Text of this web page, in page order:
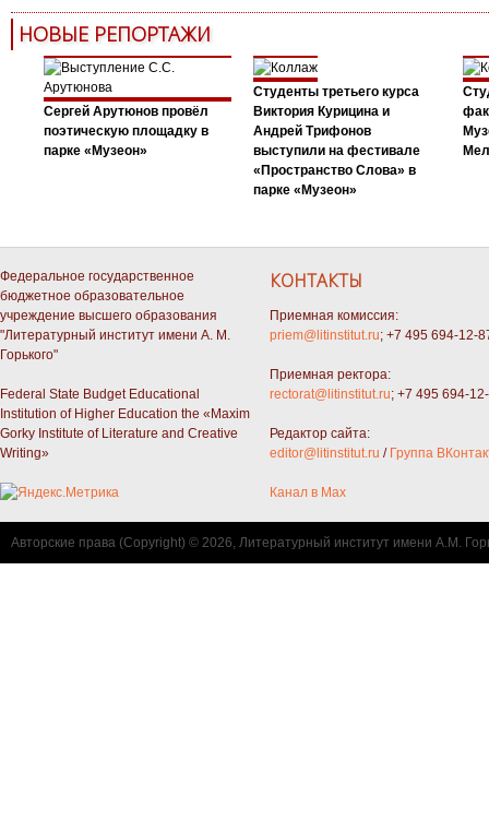
НОВЫЕ РЕПОРТАЖИ
Сергей Арутюнов провёл
поэтическую площадку в
парке «Музеон»
Студенты третьего курса
Виктория Курицина и
Андрей Трифонов
выступили на фестивале
«Пространство Слова» в
парке «Музеон»
Федеральное государственное
бюджетное образовательное
учреждение высшего образования
"Литературный институт имени А. М.
Горького"
Federal State Budget Educational
Institution of Higher Education the «Maxim
Gorky Institute of Literature and Creative
Writing»
КОНТАКТЫ
Приемная комиссия:
priem@litinstitut.ru; +7 495 694-12-
Приемная ректора:
rectorat@litinstitut.ru; +7 495 694-
Редактор сайта:
editor@litinstitut.ru / Группа
Канал в Max
Авторские права (Copyright) © 2026, Литературный институт имени А.М.